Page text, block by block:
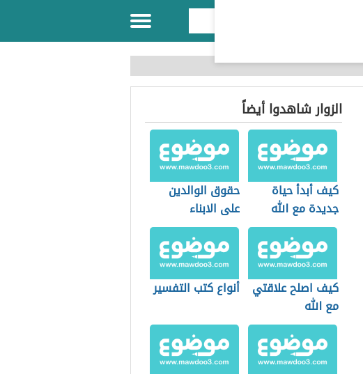
الزوار شاهدوا أيضاً
كيف أبدأ حياة
جديدة مع الله
حقوق الوالدين
على الابناء
كيف اصلح علاقتي
مع الله
أنواع كتب التفسير